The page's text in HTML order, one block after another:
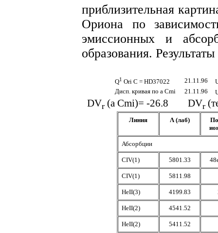
приблизительная
Ориона по
эмиссионных и
образования.
Q1 Ori C = HD37022 21.11.96
Дисп. кривая по a Сmi 21.11.96
DVr (a Сmi)= -26.8 DVr
Линия Λ(лаб)
Абсорбции
CIV(1) 5801.33
CIV(1) 5811.98
HeII(3) 4199.83
HeII(2) 4541.52
HeII(2) 5411.52